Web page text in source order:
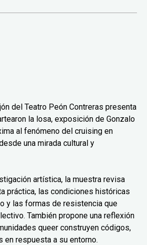
del Teatro Peón Contreras presenta
la losa, exposición de Gonzalo
al fenómeno del cruising en
una mirada cultural y
artística, la muestra revisa
práctica, las condiciones históricas
y las formas de resistencia que
También propone una reflexión
queer construyen códigos,
en respuesta a su entorno.